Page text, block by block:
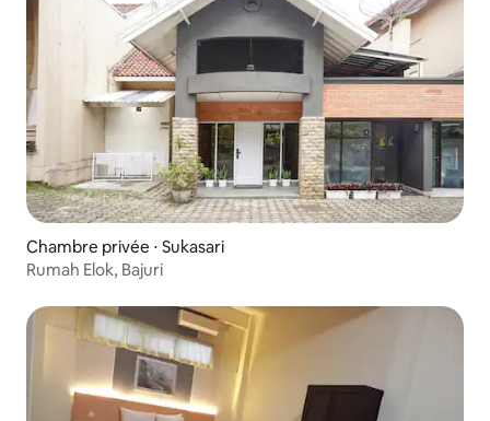
Chambre privée ⋅ Sukasari
Rumah Elok, Bajuri